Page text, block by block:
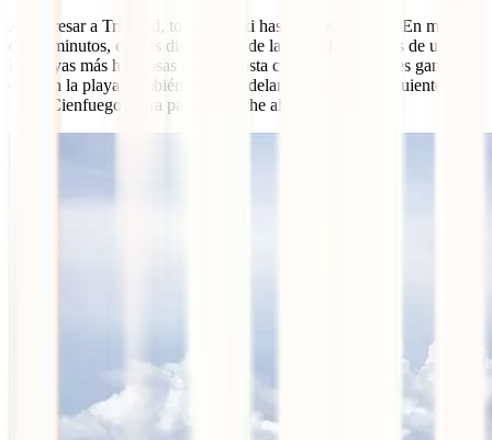
Al regresar a Trinidad, toma un taxi hasta
. En menos
de 20 minutos, estarás disfrutando de las cristalinas aguas de una de
las playas más hermosas de esta costa cubana. Si no tienes ganas de
estar en la playa, también puedes adelantar y tomar el siguiente bus
hacia Cienfuegos para pasar la noche allá.